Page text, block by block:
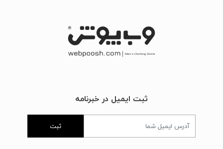
ثبت ایمیل در خبرنامه
ثبت